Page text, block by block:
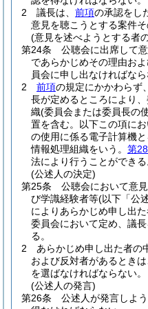
2
議長は、 前項の承認をし
意見を聴こうとする案件
(意見を述べようとする者
第24条
公聴会に出席して
であらかじめその理由お
員会に申し出なければなら
2
前項の規定にかかわらず、
長が定めるところにより
織(委員会または委員長の
置を含む。以下この項に
の使用に係る電子計算機
情報処理組織をいう。 第
法により行うことができる
(公述人の決定)
第25条
公聴会において意
び学識経験者等(以下「公
によりあらかじめ申し出
委員会において定め、議
る。
2
あらかじめ申し出た者の
および反対者があるとき
を選ばなければならない。
(公述人の発言)
第26条
公述人が発言しよ